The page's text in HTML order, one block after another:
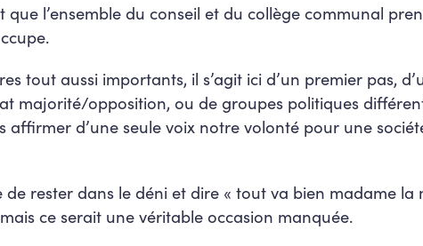
que l’ensemble du conseil et du collège communal
tout aussi importants, il s’agit ici d’un premier pas,
majorité/opposition, ou de groupes politiques
affirmer d’une seule voix notre volonté pour une
rester dans le déni et dire « tout va bien madame la
ce serait une véritable occasion manquée.